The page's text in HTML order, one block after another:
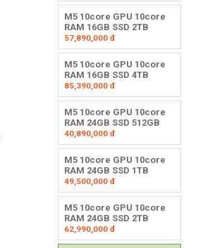
M5 10core GPU 10core
RAM 16GB SSD 2TB
57,890,000đ
M5 10core GPU 10core
RAM 16GB SSD 4TB
85,390,000đ
M5 10core GPU 10core
RAM 24GB SSD 512GB
40,890,000đ
M5 10core GPU 10core
RAM 24GB SSD 1TB
49,500,000đ
M5 10core GPU 10core
RAM 24GB SSD 2TB
62,990,000đ